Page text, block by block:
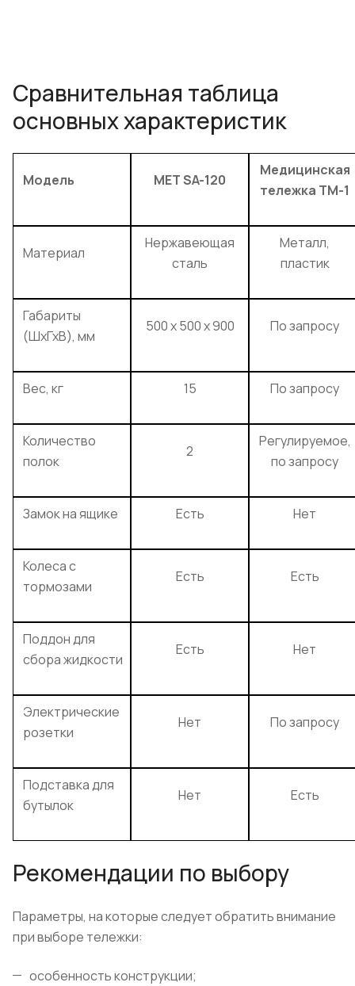
Сравнительная таблица
основных характеристик
Модель МЕТ SA-120
Медицинская
тележка ТМ-1
Материал
Нержавеющая
сталь
Металл,
пластик
Габариты
(ШхГхВ), мм
500 x 500 x 900 По запросу
Вес, кг 15 По запросу
Количество
полок
2
Регулируемое,
по запросу
Замок на ящике Есть Нет
Колеса с
тормозами
Есть Есть
Поддон для
сбора жидкости
Есть Нет
Электрические
розетки
Нет По запросу
Подставка для
бутылок
Нет Есть
Рекомендации по выбору
Параметры, на которые следует обратить внимание
при выборе тележки:
особенность конструкции;